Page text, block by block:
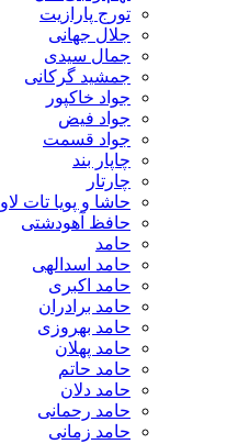
تورج پارازیت
جلال جهانی
جمال سیدی
جمشید گرکانی
جواد خاکپور
جواد فیض
جواد قسمت
چاپار بند
چارتار
حاشا و پویا تات لاو
حافظ آهودشتی
حامد
حامد اسدالهی
حامد اکبری
حامد برادران
حامد بهروزی
حامد پهلان
حامد حاتم
حامد دلان
حامد رحمانی
حامد زمانی